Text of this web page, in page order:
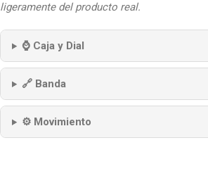
ligeramente del producto real.
⌚ Caja y Dial
🔗 Banda
⚙️ Movimiento